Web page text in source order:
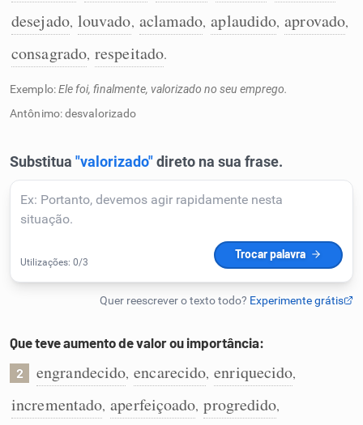
Detector de IA
Cata-letras
Conexões
Caça-palavras
Dicionário
Sinônimos
desejado, louvado, aclamado, aplaudido, aprovado,
consagrado, respeitado.
Exemplo:Ele foi, finalmente, valorizado no seu emprego.
Antônimo: desvalorizado
Que teve aumento de valor ou importância:
2 engrandecido, encarecido, enriquecido,
incrementado, aperfeiçoado, progredido,